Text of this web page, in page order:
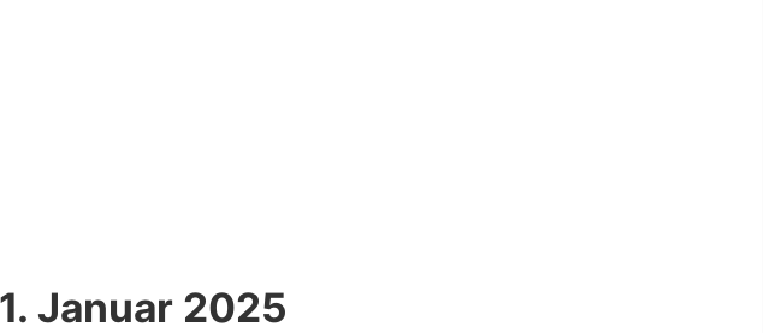
Januar 2025